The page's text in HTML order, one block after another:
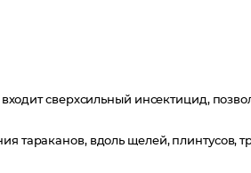
сверхсильный инсектицид,
тараканов, вдоль щелей, плинтусов,